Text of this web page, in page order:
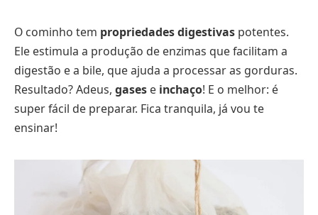
O cominho tem propriedades digestivas potentes.
Ele estimula a produção de enzimas que facilitam a
digestão e a bile, que ajuda a processar as gorduras.
Resultado? Adeus, gases e inchaço! E o melhor: é
super fácil de preparar. Fica tranquila, já vou te
ensinar!